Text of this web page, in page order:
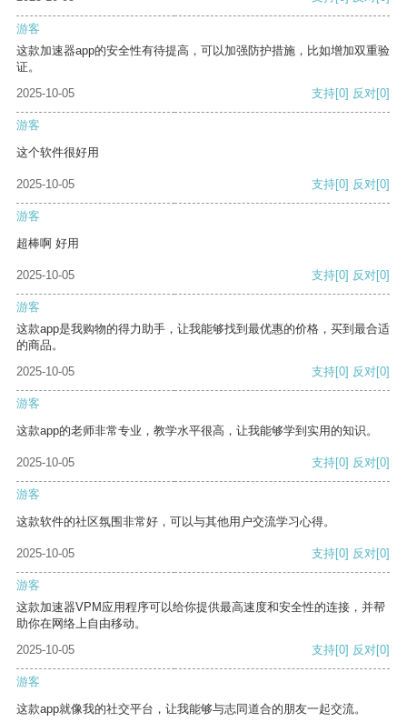
游客
这款加速器app的安全性有待提高，可以加强防护措施，比如增加双重验
证。
2025-10-05
支持[0] 反对[0]
游客
这个软件很好用
2025-10-05 支持[0] 反对[0]
游客
超棒啊 好用
2025-10-05 支持[0] 反对[0]
游客
这款app是我购物的得力助手，让我能够找到最优惠的价格，买到最合适
的商品。
2025-10-05
支持[0] 反对[0]
游客
这款app的老师非常专业，教学水平很高，让我能够学到实用的知识。
2025-10-05 支持[0] 反对[0]
游客
这款软件的社区氛围非常好，可以与其他用户交流学习心得。
2025-10-05 支持[0] 反对[0]
游客
这款加速器VPM应用程序可以给你提供最高速度和安全性的连接，并帮
助你在网络上自由移动。
2025-10-05
支持[0] 反对[0]
游客
这款app就像我的社交平台，让我能够与志同道合的朋友一起交流。